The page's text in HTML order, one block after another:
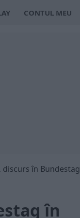
CONTUL MEU
discurs în Bundestag
în